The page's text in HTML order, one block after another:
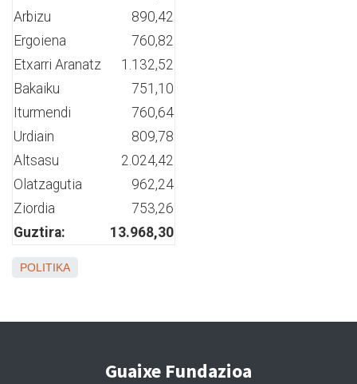
Arbizu
890,42
Ergoiena
760,82
Etxarri Aranatz
1.132,52
Bakaiku
751,10
Iturmendi
760,64
Urdiain
809,78
Altsasu
2.024,42
Olatzagutia
962,24
Ziordia
753,26
Guztira:
13.968,30
POLITIKA
Guaixe Fundazioa